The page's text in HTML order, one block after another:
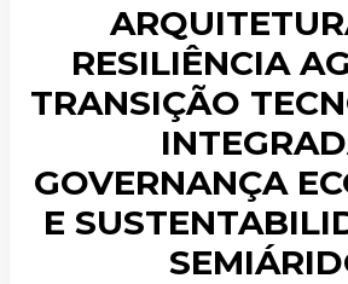
RESILIÊNCIA
TRANSIÇÃO
GOVERNANÇA
E